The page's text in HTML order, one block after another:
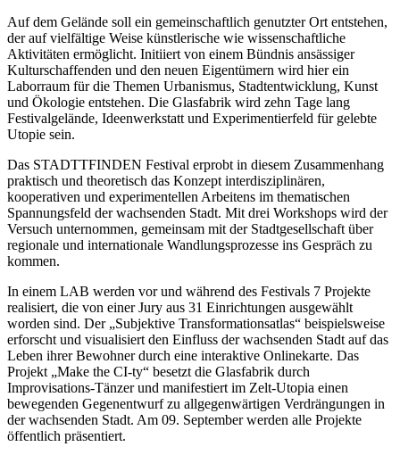
Auf dem Gelände soll ein gemeinschaftlich genutzter Ort entstehen,
der auf vielfältige Weise künstlerische wie wissenschaftliche
Aktivitäten ermöglicht. Initiiert von einem Bündnis ansässiger
Kulturschaffenden und den neuen Eigentümern wird hier ein
Laborraum für die Themen Urbanismus, Stadtentwicklung, Kunst
und Ökologie entstehen. Die Glasfabrik wird zehn Tage lang
Festivalgelände, Ideenwerkstatt und Experimentierfeld für gelebte
Utopie sein.
Das STADTTFINDEN Festival erprobt in diesem Zusammenhang
praktisch und theoretisch das Konzept interdisziplinären,
kooperativen und experimentellen Arbeitens im thematischen
Spannungsfeld der wachsenden Stadt. Mit drei Workshops wird der
Versuch unternommen, gemeinsam mit der Stadtgesellschaft über
regionale und internationale Wandlungsprozesse ins Gespräch zu
kommen.
In einem LAB werden vor und während des Festivals 7 Projekte
realisiert, die von einer Jury aus 31 Einrichtungen ausgewählt
worden sind. Der „Subjektive Transformationsatlas“ beispielsweise
erforscht und visualisiert den Einfluss der wachsenden Stadt auf das
Leben ihrer Bewohner durch eine interaktive Onlinekarte. Das
Projekt „Make the CI-ty“ besetzt die Glasfabrik durch
Improvisations-Tänzer und manifestiert im Zelt-Utopia einen
bewegenden Gegenentwurf zu allgegenwärtigen Verdrängungen in
der wachsenden Stadt. Am 09. September werden alle Projekte
öffentlich präsentiert.